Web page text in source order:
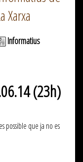
Xarxa
Informatius
(23h)
possible que ja no es